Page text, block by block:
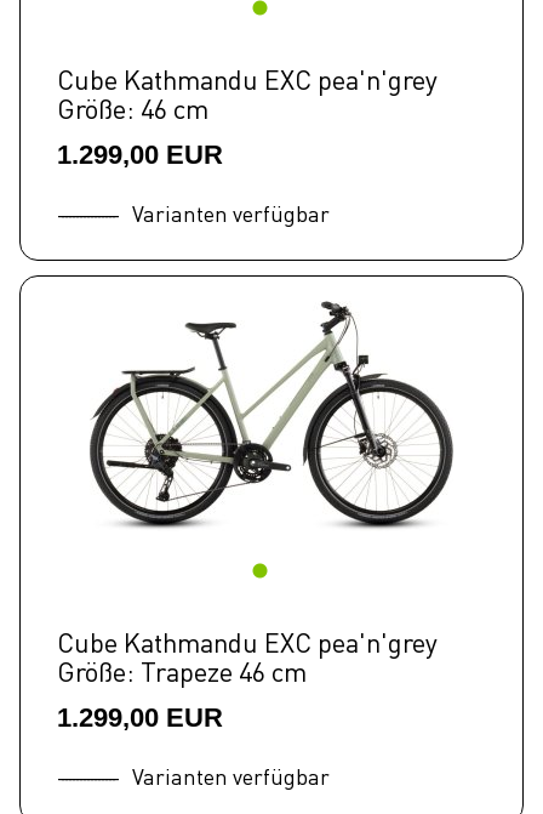
Cube Kathmandu EXC pea'n'grey
Größe: 46 cm
1.299,00 EUR
Varianten verfügbar
Cube Kathmandu EXC pea'n'grey
Größe: Trapeze 46 cm
1.299,00 EUR
Varianten verfügbar